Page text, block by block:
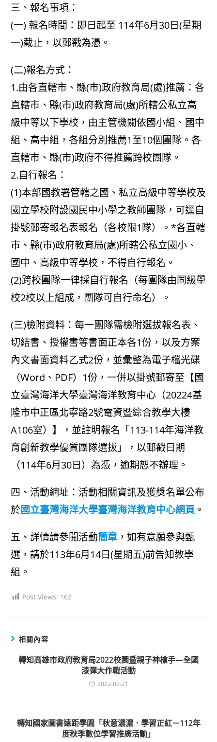
三、報名事項：
(一) 報名時間：即日起至 114年6月30日(星期
一)截止，以郵戳為憑。
(二)報名方式：
1.由各直轄市、縣(市)政府教育局(處)推薦：各
直轄市、縣(市)政府教育局(處)所轄公私立高
級中等以下學校，由主管機關依國小組、國中
組、高中組，各組分別推薦1至10個團隊。各
直轄市、縣(市)政府不得推薦跨校團隊。
2.自行報名：
(1)本部國教署管轄之國、私立高級中等學校及
國立學校附設國民中小學之教師團隊，可逕自
掛號郵寄報名表報名（各校限1隊）。*各直轄
市、縣(市)政府教育局(處)所轄公私立國小、
國中、高級中等學校，不得自行報名。
(2)跨校團隊一律採自行報名（每團隊由同級學
校2校以上組成，團隊可自行命名）。
(三)檢附資料：每一團隊需檢附選拔報名表、
切結書、授權書等書面正本各1份，以及方案
內文書面資料乙式2份，並彙整為電子檔光碟
（Word、PDF）1份，一併以掛號郵寄至【國
立臺灣海洋大學臺灣海洋教育中心（20224基
隆市中正區北寧路2號電資暨綜合教學大樓
A106室）】，並註明報名「113-114年海洋教
育創新教學優質團隊選拔」，以郵戳日期
（114年6月30日）為憑，逾期恕不辦理。
四、活動網址：活動相關資訊及獲獎名單公布
於國立臺灣海洋大學臺灣海洋教育中心網頁 。
五、詳情請參閱活動簡章 ，如有意願參與甄
選，請於113年6月14日(星期五)前告知教學
組。
Post Views: 162
相關內容
轉知高雄市政府教育局2022校園暨親子神槍手—全國
漆彈大作戰活動
2022-02-21
轉知國家圖書遠距學園「秋意濃濃．學習正紅－112年
度秋季數位學習推廣活動」